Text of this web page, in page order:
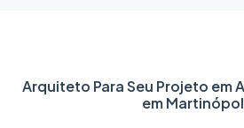
Arquiteto Para Seu Projeto em
em